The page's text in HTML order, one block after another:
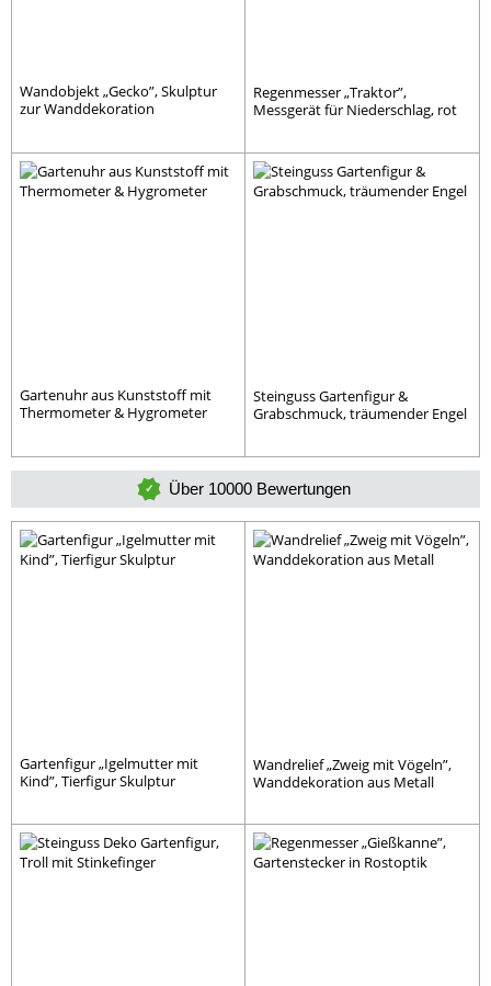
Wandobjekt „Gecko”, Skulptur
zur Wanddekoration
Regenmesser „Traktor”,
Messgerät für Niederschlag, rot
Gartenuhr aus Kunststoff mit
Thermometer & Hygrometer
Steinguss Gartenfigur &
Grabschmuck, träumender Engel
Über 10000 Bewertungen
Gartenfigur „Igelmutter mit
Kind”, Tierfigur Skulptur
Wandrelief „Zweig mit Vögeln”,
Wanddekoration aus Metall